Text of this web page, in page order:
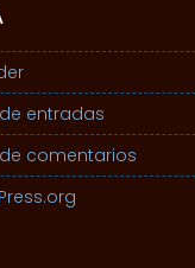
entradas
comentarios